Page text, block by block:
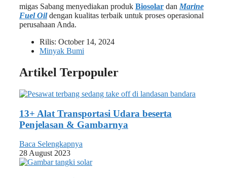
migas Sabang menyediakan produk Biosolar dan Marine
Fuel Oildengan kualitas terbaik untuk proses operasional
perusahaan Anda.
Rilis: October 14, 2024
Minyak Bumi
Artikel Terpopuler
13+ Alat Transportasi Udara beserta
Penjelasan & Gambarnya
Baca Selengkapnya
28 August 2023